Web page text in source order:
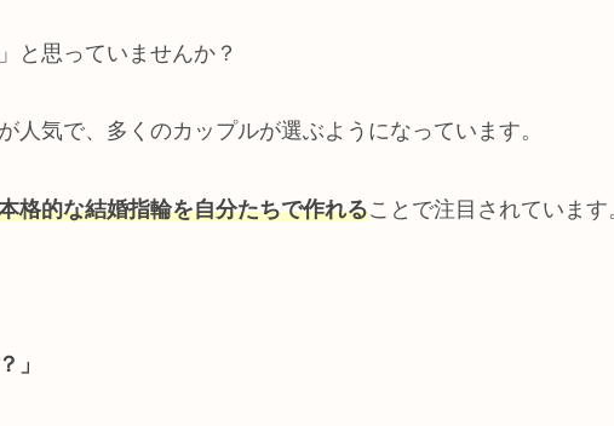
」と思っていませんか？
人気で、多くのカップルが選ぶようになっています。
格的な結婚指輪を自分たちで作れることで注目されています
」